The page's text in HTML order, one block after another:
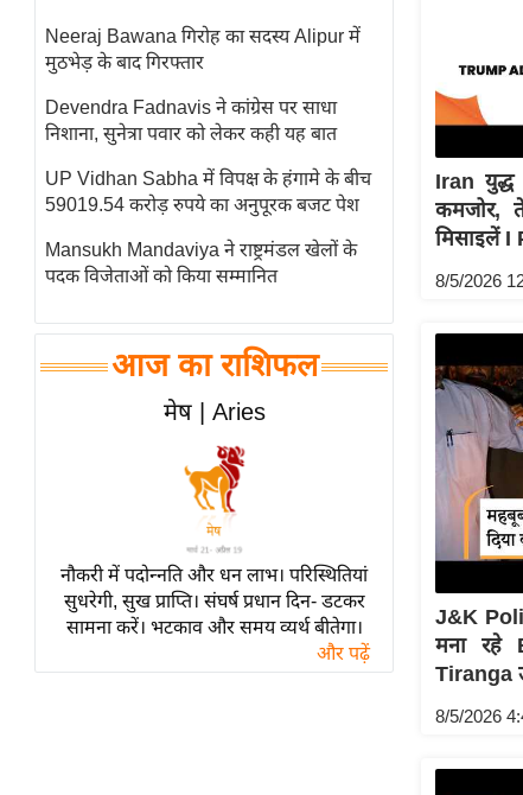
आर.
चाय पर
समीक्षा
धर्म
ज्योतिष
प्रभु
महिमा/
धर्मस्थल
व्रत
राशिफल
Neeraj Bawana गिरोह का सदस्य Alipur में
मुठभेड़ के बाद गिरफ्तार
Devendra Fadnavis ने कांग्रेस पर साधा
निशाना, सुनेत्रा पवार को लेकर कही यह बात
UP Vidhan Sabha में विपक्ष के हंगामे के बीच
59019.54 करोड़ रुपये का अनुपूरक बजट पेश
Mansukh Mandaviya ने राष्ट्रमंडल खेलों के
पदक विजेताओं को किया सम्मानित
आज का राशिफल
मेष | Aries
नौकरी में पदोन्नति और धन लाभ। परिस्थितियां
सुधरेगी, सुख प्राप्ति। संघर्ष प्रधान दिन- डटकर
सामना करें। भटकाव और समय व्यर्थ बीतेगा।
और पढ़ें
Iran
कमजोर,
मिसाइलें
8/5/2026
J&K
मना रहे
Tiranga
8/5/2026